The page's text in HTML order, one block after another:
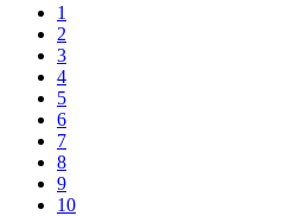
1
2
3
4
5
6
7
8
9
10